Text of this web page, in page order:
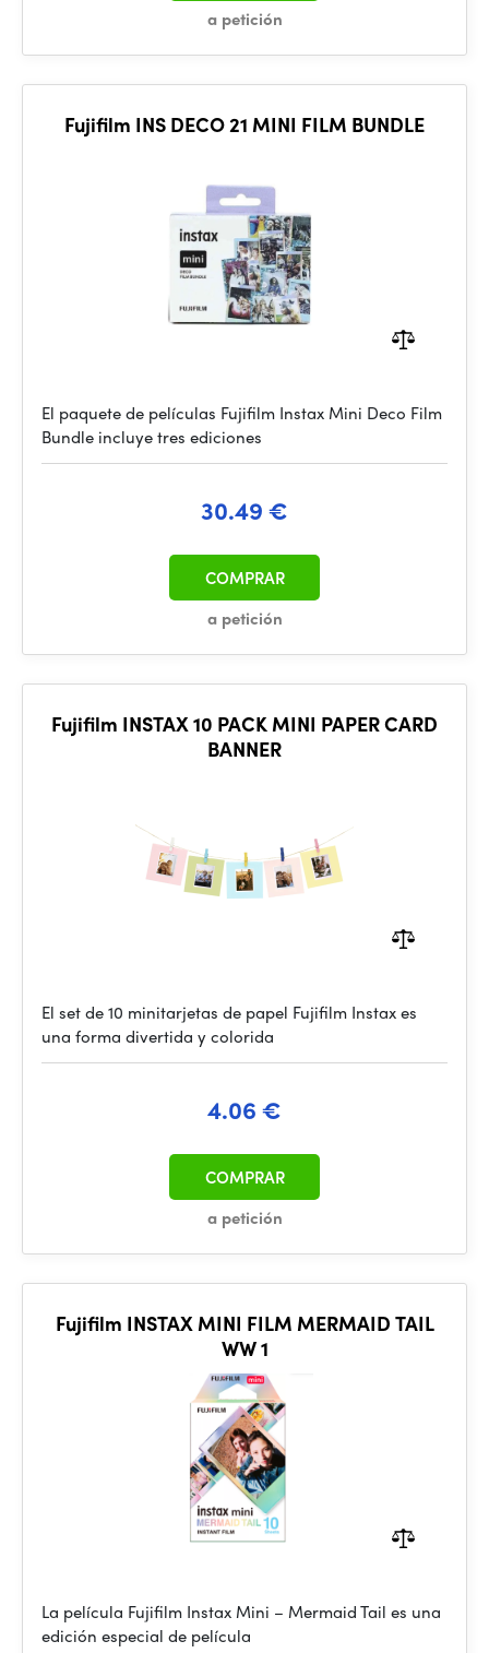
a petición
Fujifilm INS DECO 21 MINI FILM BUNDLE
El paquete de películas Fujifilm Instax Mini Deco Film
Bundle incluye tres ediciones
30.49 €
a petición
COMPRAR
Fujifilm INSTAX 10 PACK MINI PAPER CARD
BANNER
El set de 10 minitarjetas de papel Fujifilm Instax es
una forma divertida y colorida
4.06 €
a petición
COMPRAR
Fujifilm INSTAX MINI FILM MERMAID TAIL
WW 1
La película Fujifilm Instax Mini – Mermaid Tail es una
edición especial de película